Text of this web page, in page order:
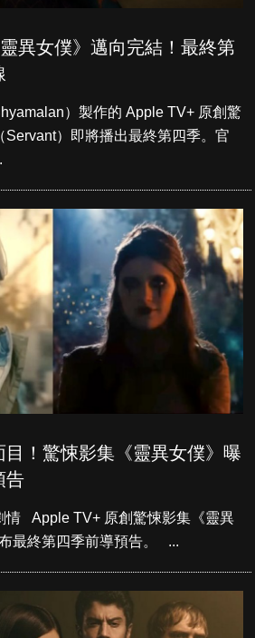
異女僕》邁向完結！最終第
）製作的 Apple TV+ 原創驚
Servant）即將播出最終第四季。官
！驚悚影集《靈異女僕》曝
告
情 Apple TV+ 原創驚悚影集《靈異
最終第四季前導預告。 ...